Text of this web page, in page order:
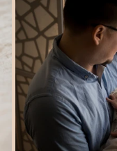
Eventfotografie
Tierfotografie Bern